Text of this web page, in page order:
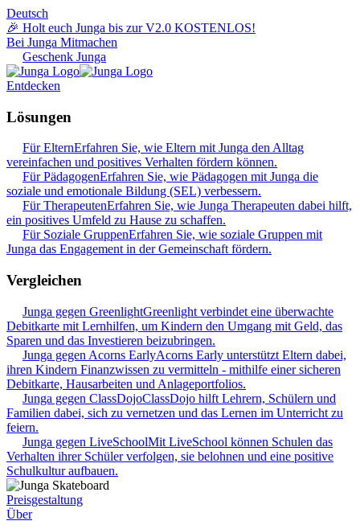
Deutsch
🎉 Holt euch Junga bis zur V2.0 KOSTENLOS!
Bei Junga Mitmachen
Geschenk Junga
Entdecken
Lösungen
Für ElternErfahren Sie, wie Eltern mit Junga den Alltag
vereinfachen und positives Verhalten fördern können.
Für PädagogenErfahren Sie, wie Pädagogen mit Junga die
soziale und emotionale Bildung (SEL) verbessern.
Für TherapeutenErfahren Sie, wie Junga Therapeuten dabei hilft,
ein positives Umfeld zu Hause zu schaffen.
Für Soziale GruppenErfahren Sie, wie soziale Gruppen mit
Junga das Engagement in der Gemeinschaft fördern.
Vergleichen
Junga gegen GreenlightGreenlight verbindet eine überwachte
Debitkarte mit Lernhilfen, um Kindern den Umgang mit Geld, das
Sparen und das Investieren beizubringen.
Junga gegen Acorns EarlyAcorns Early unterstützt Eltern dabei,
ihren Kindern Finanzwissen zu vermitteln - mithilfe einer sicheren
Debitkarte, Hausarbeiten und Anlageportfolios.
Junga gegen ClassDojoClassDojo hilft Lehrern, Schülern und
Familien dabei, sich zu vernetzen und das Lernen im Unterricht zu
feiern.
Junga gegen LiveSchoolMit LiveSchool können Schulen das
Verhalten ihrer Schüler verfolgen, sie belohnen und eine positive
Schulkultur aufbauen.
Preisgestaltung
Über